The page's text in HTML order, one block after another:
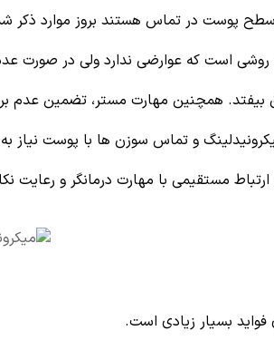
سطح پوست در تماس هستند بروز موارد ذکر
روشی است که عوارضی ندارد ولی در صورت
بیفتد. همچنین مهارت مستر، تضمین عدم
و تماس سوزن ها با پوست نیاز
مستقیمی با مهارت درمانگر و رعایت
بسیار زیادی است.